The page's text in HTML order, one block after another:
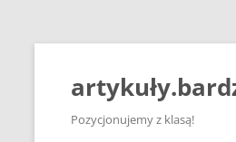
Pozycjonujemy z klasą!